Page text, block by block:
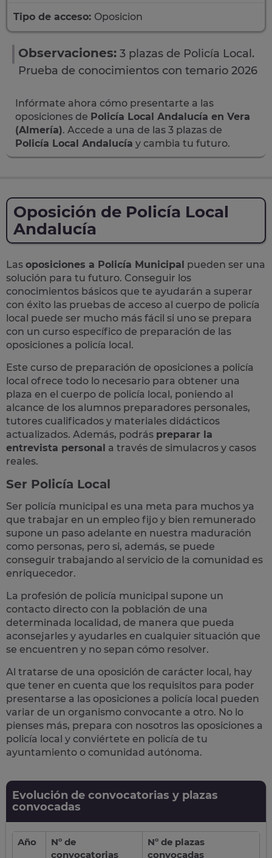
Tipo de acceso: Oposicion
Observaciones: 3 plazas de Policía Local.
Prueba de conocimientos con temario 2026
Infórmate ahora cómo presentarte a las
oposiciones de Policía Local Andalucía en Vera
(Almería). Accede a una de las 3 plazas de
Policía Local Andalucía y cambia tu futuro.
Oposición de Policía Local
Andalucía
Las oposiciones a Policía Municipal pueden ser una
solución para tu futuro. Conseguir los
conocimientos básicos que te ayudarán a superar
con éxito las pruebas de acceso al cuerpo de policía
local puede ser mucho más fácil si uno se prepara
con un curso específico de preparación de las
oposiciones a policía local.
Este curso de preparación de oposiciones a policía
local ofrece todo lo necesario para obtener una
plaza en el cuerpo de policía local, poniendo al
alcance de los alumnos preparadores personales,
tutores cualificados y materiales didácticos
actualizados. Además, podrás preparar la
entrevista personal a través de simulacros y casos
reales.
Ser Policía Local
Ser policía municipal es una meta para muchos ya
que trabajar en un empleo fijo y bien remunerado
supone un paso adelante en nuestra maduración
como personas, pero si, además, se puede
conseguir trabajando al servicio de la comunidad es
enriquecedor.
La profesión de policía municipal supone un
contacto directo con la población de una
determinada localidad, de manera que pueda
aconsejarles y ayudarles en cualquier situación que
se encuentren y no sepan cómo resolver.
Al tratarse de una oposición de carácter local, hay
que tener en cuenta que los requisitos para poder
presentarse a las oposiciones a policía local pueden
variar de un organismo convocante a otro. No lo
pienses más, prepara con nosotros las oposiciones a
policía local y conviértete en policía de tu
ayuntamiento o comunidad autónoma.
Evolución de convocatorias y plazas
convocadas
Año
Nº de
convocatorias
Nº de plazas
convocadas